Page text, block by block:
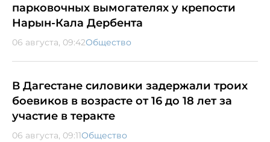
парковочных вымогателях у крепости
Нарын-Кала Дербента
06 августа, 09:42Общество
В Дагестане силовики задержали троих
боевиков в возрасте от 16 до 18 лет за
участие в теракте
06 августа, 09:11Общество